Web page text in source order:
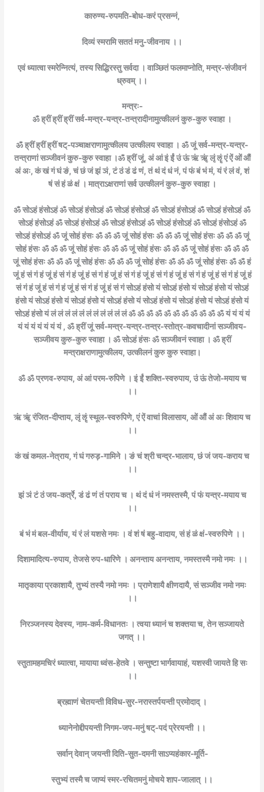
कारुण्य-रुपमति-बोध-करं प्रसन्नं,
दिव्यं स्मरामि सततं मनु-जीवनाय ।।
एवं ध्यात्वा स्मरेन्नित्यं, तस्य सिद्धिरस्तु सर्वदा । वाञ्छितं फलमाप्नोति, मन्त्र-संजीवनं
ध्रुवम् ।।
मन्त्रः-
ॐ ह्रीं ह्रीं ह्रीं सर्व-मन्त्र-यन्त्र-तन्त्रादीनामुत्कीलनं कुरु-कुरु स्वाहा ।
ॐ ह्रीं ह्रीं ह्रीं षट्-पञ्चाक्षराणामुत्कीलय उत्कीलय स्वाहा । ॐ जूं सर्व-मन्त्र-यन्त्र-
तन्त्राणां सञ्जीवनं कुरु-कुरु स्वाहा ।ॐ ह्रीं जूं, अं आं इं ईं उं ऊं ऋं ॠं लृं ॡं एं ऐं ओं औं
अं अः, कं खं गं घं ङं, चं छं जं झं ञं, टं ठं डं ढं णं, तं थं दं धं नं, पं फं बं भं मं, यं रं लं वं, शं
षं सं हं ळं क्षं । मात्राऽक्षराणां सर्व उत्कीलनं कुरु-कुरु स्वाहा ।
ॐ सोऽहं हंसोऽहं ॐ सोऽहं हंसोऽहं ॐ सोऽहं हंसोऽहं ॐ सोऽहं हंसोऽहं ॐ सोऽहं हंसोऽहं ॐ
सोऽहं हंसोऽहं ॐ सोऽहं हंसोऽहं ॐ सोऽहं हंसोऽहं ॐ सोऽहं हंसोऽहं ॐ सोऽहं हंसोऽहं ॐ
सोऽहं हंसोऽहं ॐ जूं सोहं हंसः ॐ ॐ ॐ जूं सोहं हंसः ॐ ॐ ॐ जूं सोहं हंसः ॐ ॐ ॐ जूं
सोहं हंसः ॐ ॐ ॐ जूं सोहं हंसः ॐ ॐ ॐ जूं सोहं हंसः ॐ ॐ ॐ जूं सोहं हंसः ॐ ॐ ॐ
जूं सोहं हंसः ॐ ॐ ॐ जूं सोहं हंसः ॐ ॐ ॐ जूं सोहं हंसः ॐ ॐ ॐ जूं सोहं हंसः ॐ ॐ हं
जूं हं सं गं हं जूं हं सं गं हं जूं हं सं गं हं जूं हं सं गं हं जूं हं सं गं हं जूं हं सं गं हं जूं हं सं गं हं जूं हं
सं गं हं जूं हं सं गं हं जूं हं सं गं हं जूं हं सं गं सोऽहं हंसो यं सोऽहं हंसो यं सोऽहं हंसो यं सोऽहं
हंसो यं सोऽहं हंसो यं सोऽहं हंसो यं सोऽहं हंसो यं सोऽहं हंसो यं सोऽहं हंसो यं सोऽहं हंसो यं
सोऽहं हंसो यं लं लं लं लं लं लं लं लं लं लं लं ॐ ॐ ॐ ॐ ॐ ॐ ॐ ॐ ॐ ॐ ॐ यं यं यं यं
यं यं यं यं यं यं यं , ॐ ह्रीं जूं सर्व-मन्त्र-यन्त्र-तन्त्र-स्तोत्र-कवचादीनां सञ्जीवय-
सञ्जीवय कुरु-कुरु स्वाहा । ॐ सोऽहं हंसः ॐ सञ्जीवनं स्वाहा । ॐ ह्रीं
मन्त्राक्षराणामुत्कीलय, उत्कीलनं कुरु कुरु स्वाहा।
ॐ ॐ प्रणव-रुपाय, अं आं परम-रुपिणे । इं ईं शक्ति-स्वरुपाय, उं ऊं तेजो-मयाय च
।।
ऋं ॠं रंजित-दीप्ताय, लृं ॡं स्थूल-स्वरुपिणे, एं ऐं वाचां विलासाय, ओं औं अं अः शिवाय च
।।
कं खं कमल-नेत्राय, गं घं गरुड़-गामिने । ङं चं श्री चन्द्र-भालाय, छं जं जय-कराय च
।।
झं ञं टं ठं जय-कर्त्रे, डं ढं णं तं पराय च । थं दं धं नं नमस्तस्मै, पं फं यन्त्र-मयाय च
।।
बं भं मं बल-वीर्याय, यं रं लं यशसे नमः । वं शं षं बहु-वादाय, सं हं ळं क्षं-स्वरुपिणे ।।
दिशामादित्य-रुपाय, तेजसे रुप-धारिणे । अनन्ताय अनन्ताय, नमस्तस्मै नमो नमः ।।
मातृकाया प्रकाशायै, तुभ्यं तस्यै नमो नमः । प्राणेशायै क्षीणदायै, सं सञ्जीव नमो नमः
।।
निरञ्जनस्य देवस्य, नाम-कर्म-विधानतः । त्वया ध्यानं च शक्तया च, तेन सञ्जायते
जगत् ।।
स्तुतामहमचिरं ध्यात्वा, मायाया ध्वंस-हेतवे । सन्तुष्टा भार्गवायाहं, यशस्वी जायते हि सः
।।
ब्रह्माणं चेतयन्ती विविध-सुर-नरास्तर्पयन्ती प्रमोदाद् ।
ध्यानेनोद्दीपयन्ती निगम-जप-मनुं षट्-पदं प्रेरयन्ती ।।
सर्वान् देवान् जयन्ती दिति-सुत-दमनी साऽप्यहंकार-मूर्ति-
स्तुभ्यं तस्मै च जाप्यं स्मर-रचितमनुं मोचये शाप-जालात् ।।